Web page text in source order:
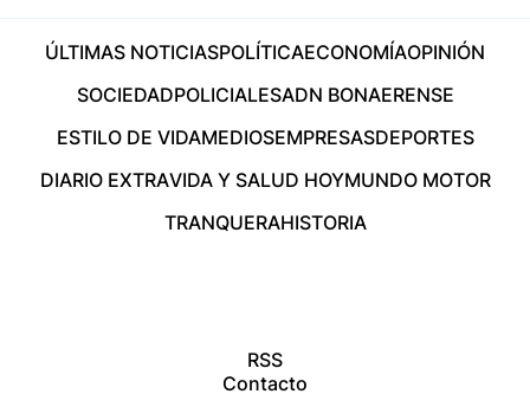
ÚLTIMAS NOTICIASPOLÍTICAECONOMÍAOPINIÓN
SOCIEDADPOLICIALESADN BONAERENSE
ESTILO DE VIDAMEDIOSEMPRESASDEPORTES
DIARIO EXTRAVIDA Y SALUD HOYMUNDO MOTOR
TRANQUERAHISTORIA
RSS
Contacto